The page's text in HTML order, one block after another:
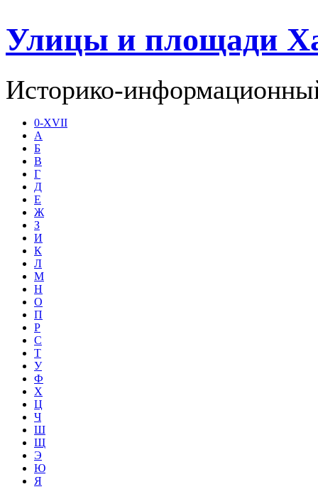
Улицы и площади
Историко-
0-XVII
А
Б
В
Г
Д
Е
Ж
З
И
К
Л
М
Н
О
П
Р
С
Т
У
Ф
Х
Ц
Ч
Ш
Щ
Э
Ю
Я